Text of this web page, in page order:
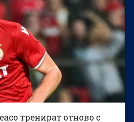
тренират отново с